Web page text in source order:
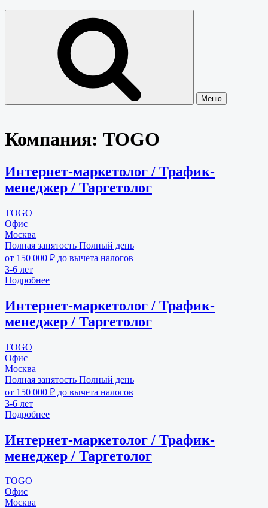
Меню
Компания: TOGO
Интернет-маркетолог / Трафик-
менеджер / Таргетолог
TOGO
Офис
Москва
Полная занятость Полный день
от 150 000 ₽ до вычета налогов
3-6 лет
Подробнее
Интернет-маркетолог / Трафик-
менеджер / Таргетолог
TOGO
Офис
Москва
Полная занятость Полный день
от 150 000 ₽ до вычета налогов
3-6 лет
Подробнее
Интернет-маркетолог / Трафик-
менеджер / Таргетолог
TOGO
Офис
Москва